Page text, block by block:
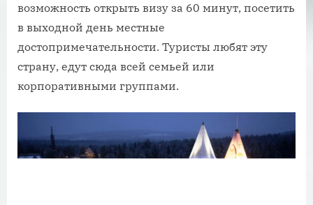
возможность открыть визу за 60 минут, посетить
в выходной день местные
достопримечательности. Туристы любят эту
страну, едут сюда всей семьей или
корпоративными группами.